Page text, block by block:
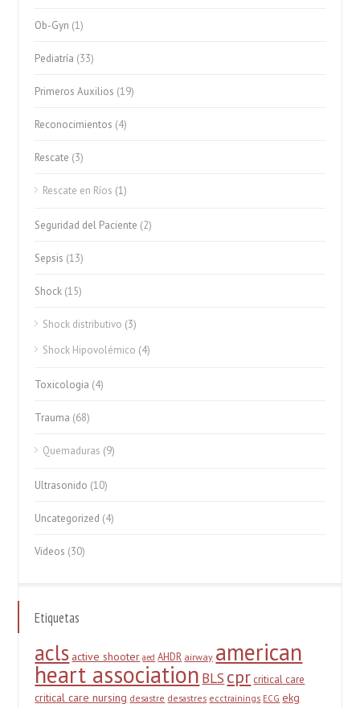
Ob-Gyn (1)
Pediatría (33)
Primeros Auxilios (19)
Reconocimientos (4)
Rescate (3)
Rescate en Ríos (1)
Seguridad del Paciente (2)
Sepsis (13)
Shock (15)
Shock distributivo (3)
Shock Hipovolémico (4)
Toxicologia (4)
Trauma (68)
Quemaduras (9)
Ultrasonido (10)
Uncategorized (4)
Videos (30)
Etiquetas
acls active shooter aed AHDR airway american
heart association BLS cpr critical care
critical care nursing desastre desastres ecctrainings ECG ekg